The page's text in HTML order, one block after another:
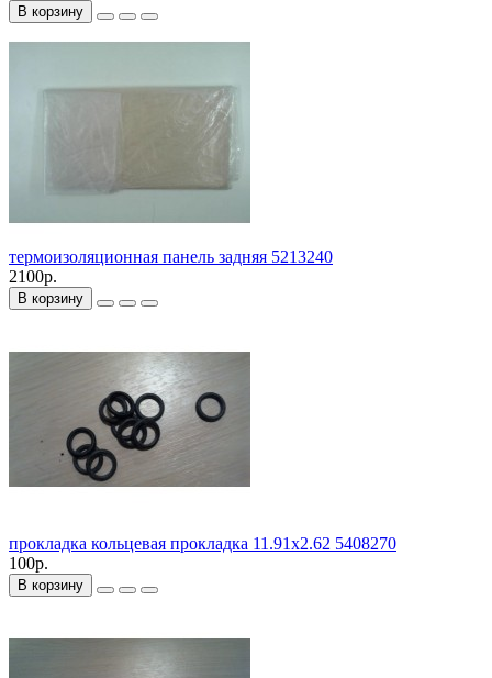
В корзину
термоизоляционная панель задняя 5213240
2100р.
В корзину
прокладка кольцевая прокладка 11.91x2.62 5408270
100р.
В корзину